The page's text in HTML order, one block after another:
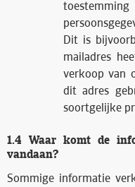
Dit is
mailadres
verkoop van
dit adres
soortgelijke
1.4 Waar komt de
vandaan?
Sommige informatie